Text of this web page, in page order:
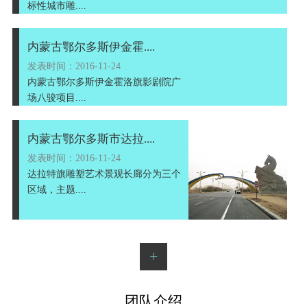
标性城市雕....
内蒙古鄂尔多斯伊金霍....
发表时间：2016-11-24
内蒙古鄂尔多斯伊金霍洛旗影剧院广
场八骏项目....
内蒙古鄂尔多斯市达拉....
发表时间：2016-11-24
达拉特旗雕塑艺术景观长廊分为三个
区域，主题....
+